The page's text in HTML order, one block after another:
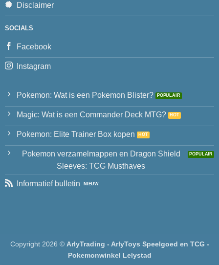
Disclaimer
SOCIALS
Facebook
Instagram
Pokemon: Wat is een Pokemon Blister?
Magic: Wat is een Commander Deck MTG?
Pokemon: Elite Trainer Box kopen
Pokemon verzamelmappen en Dragon Shield
Sleeves: TCG Musthaves
Informatief bulletin
Copyright 2026 © ArlyTrading - ArlyToys Speelgoed en TCG -
Pokemonwinkel Lelystad